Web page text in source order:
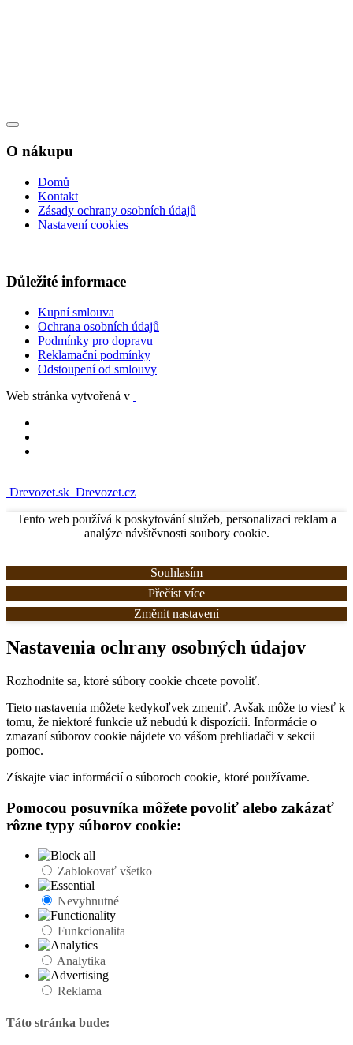
O nákupu
Domů
Kontakt
Zásady ochrany osobních údajů
Nastavení cookies
Důležité informace
Kupní smlouva
Ochrana osobních údajů
Podmínky pro dopravu
Reklamační podmínky
Odstoupení od smlouvy
Web stránka vytvořená v
Drevozet.sk Drevozet.cz
Tento web používá k poskytování služeb, personalizaci reklam a
analýze návštěvnosti soubory cookie.
Souhlasím
Přečíst více
Změnit nastavení
Nastavenia ochrany osobných údajov
Rozhodnite sa, ktoré súbory cookie chcete povoliť.
Tieto nastavenia môžete kedykoľvek zmeniť. Avšak môže to viesť k
tomu, že niektoré funkcie už nebudú k dispozícii. Informácie o
zmazaní súborov cookie nájdete vo vášom prehliadači v sekcii
pomoc.
Získajte viac informácií o súboroch cookie, ktoré používame.
Pomocou posuvníka môžete povoliť alebo zakázať
rôzne typy súborov cookie:
Zablokovať všetko
Nevyhnutné
Funkcionalita
Analytika
Reklama
Táto stránka bude: